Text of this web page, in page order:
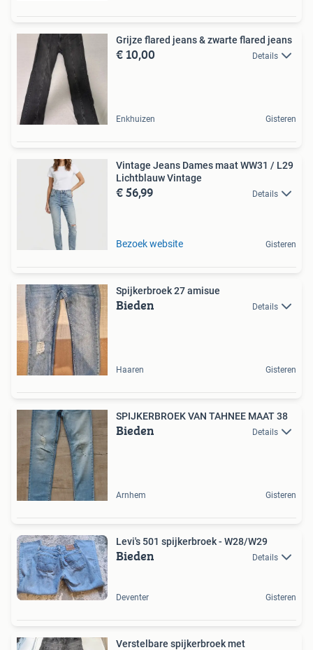
Grijze flared jeans & zwarte flared jeans
€ 10,00 Details
Enkhuizen Gisteren
Vintage Jeans Dames maat WW31 / L29
Lichtblauw Vintage
€ 56,99 Details
Bezoek website Gisteren
Spijkerbroek 27 amisue
Bieden Details
Haaren Gisteren
SPIJKERBROEK VAN TAHNEE MAAT 38
Bieden Details
Arnhem Gisteren
Levi's 501 spijkerbroek - W28/W29
Bieden Details
Deventer Gisteren
Verstelbare spijkerbroek met